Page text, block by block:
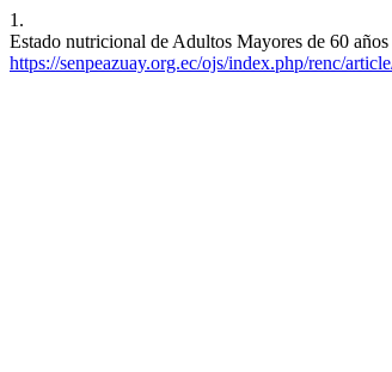
1.
Estado nutricional de Adultos Mayores de 60
https://senpeazuay.org.ec/ojs/index.php/renc/